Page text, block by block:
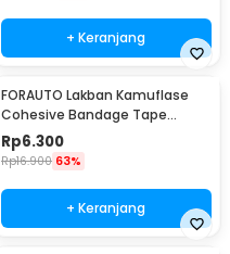
+ Keranjang
FORAUTO Lakban Kamuflase
Cohesive Bandage Tape
Hunting 4.5M 50mm - H10
Rp6.300
Rp16.900 63%
+ Keranjang